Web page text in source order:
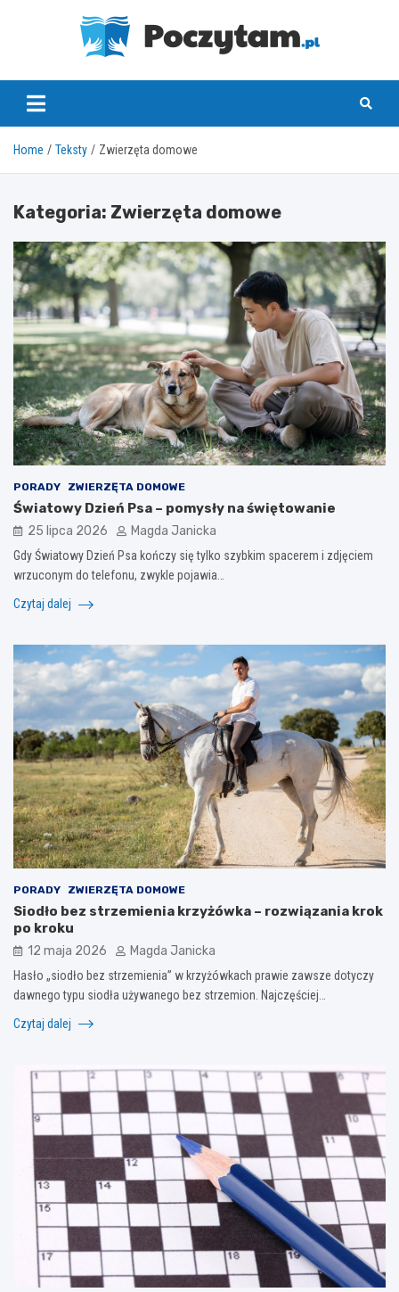
poczytam.pl
Home Teksty Zwierzęta domowe
Kategoria: Zwierzęta domowe
PORADY ZWIERZĘTA DOMOWE
Światowy Dzień Psa – pomysły na świętowanie
25 lipca 2026 Magda Janicka
Gdy Światowy Dzień Psa kończy się tylko szybkim spacerem i zdjęciem
wrzuconym do telefonu, zwykle pojawia…
Czytaj dalej
PORADY ZWIERZĘTA DOMOWE
Siodło bez strzemienia krzyżówka – rozwiązania krok
po kroku
12 maja 2026 Magda Janicka
Hasło „siodło bez strzemienia” w krzyżówkach prawie zawsze dotyczy
dawnego typu siodła używanego bez strzemion. Najczęściej…
Czytaj dalej